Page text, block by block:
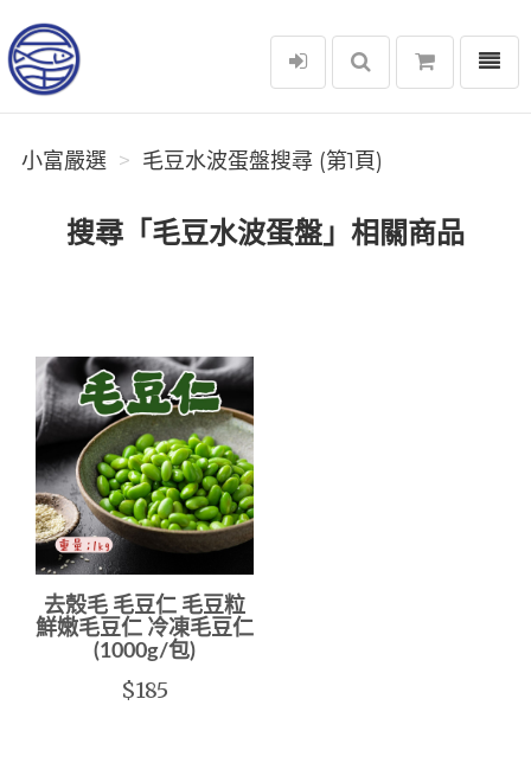
小富嚴選
選單
小富嚴選 毛豆水波蛋盤搜尋 (第1頁)
搜尋「毛豆水波蛋盤」相關商品
去殼毛 毛豆仁 毛豆粒
鮮嫩毛豆仁 冷凍毛豆仁
(1000g/包)
$185